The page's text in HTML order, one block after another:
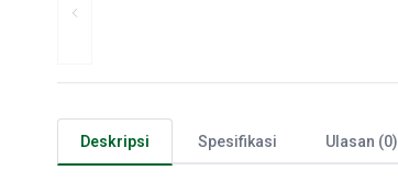
Deskripsi Spesifikasi Ulasan (0)